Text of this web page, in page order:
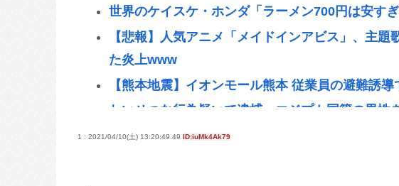
世界のケイスケ・ホンダ「ラーメン700円は安す
【悲報】人気アニメ「メイドインアビス」、主
た炎上www
【熊本地震】イオンモール熊本 従業員の避難誘
わいせつな行為疑いで逮捕 エジプト国籍の男
【悲報】人気アニメ「メイドインアビス」の主題
1 : 2021/04/10(土) 13:20:49.49 ID:iuMk4Ak79